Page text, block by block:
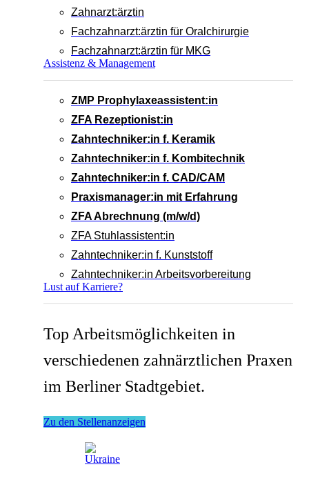
Zahnarzt:ärztin
Fachzahnarzt:ärztin für Oralchirurgie
Fachzahnarzt:ärztin für MKG
Assistenz & Management
ZMP Prophylaxeassistent:in
ZFA Rezeptionist:in
Zahntechniker:in f. Keramik
Zahntechniker:in f. Kombitechnik
Zahntechniker:in f. CAD/CAM
Praxismanager:in mit Erfahrung
ZFA Abrechnung (m/w/d)
ZFA Stuhlassistent:in
Zahntechniker:in f. Kunststoff
Zahntechniker:in Arbeitsvorbereitung
Lust auf Karriere?
Top Arbeitsmöglichkeiten in
verschiedenen zahnärztlichen Praxen
im Berliner Stadtgebiet.
Zu den Stellenanzeigen